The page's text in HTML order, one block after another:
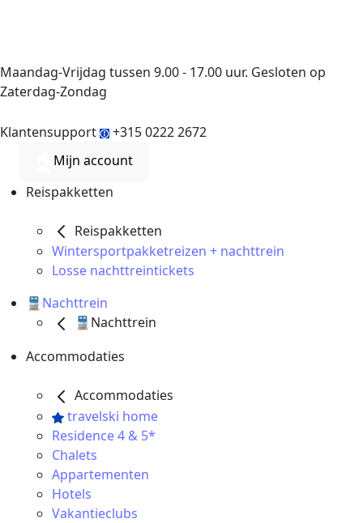
Maandag-Vrijdag tussen 9.00 - 17.00 uur. Gesloten op
Zaterdag-Zondag
Klantensupport
+315 0222 2672
Mijn account
Reispakketten
Reispakketten
Wintersportpakketreizen + nachttrein
Losse nachttreintickets
🚆Nachttrein
🚆Nachttrein
Accommodaties
Accommodaties
travelski home
Residence 4 & 5*
Chalets
Appartementen
Hotels
Vakantieclubs